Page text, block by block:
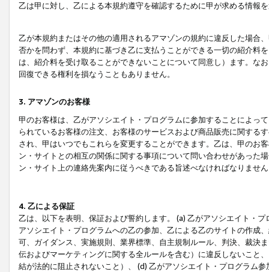
乙は甲に対し、乙による本規約遵守を確認するために甲が求める情報
乙が本規約またはその他の適用されるアマゾンの規約に違反した場合
否かを問わず、本規約に基づき乙に支払うことができる一切の紹介料
は、紹介料を受け取ることができないことについて同意し）ます。な
回復できる権利を損なうこともありません。
3. アマゾンのお客様
甲のお客様は、乙がアソシエイト・プログラムに参加することによっ
られているお客様の注文、お客様のサービスおよび商品販売に関する
され、甲はいつでもこれらを変更することができます。乙は、甲のお
ン・サイトとの相互の関係に関する事項について問い合わせがあった
ン・サイト上の連絡先案内に従うべきである旨述べなければなりませ
4. 乙による保証
乙は、以下を表明、保証および誓約します。 (a) 乙がアソシエイト・
アソシエイト・プログラムへの乙の参加、乙による乙のサイトの作成
可、ガイダンス、実施規則、業界標準、自主規制ルール、判決、裁決
伝およびマーケティングに関する全ルールを含む）に違反しないこと
結が法的に阻止されないこと）、 (d) 乙がアソシエイト・プログラム